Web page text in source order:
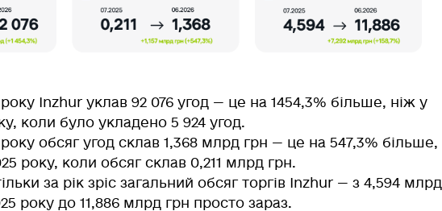
Inzhur уклав 92 076 угод — це на 1454,3% більше , ніж у
коли було укладено 5 924 угод.
обсяг угод склав 1,368 млрд грн — це на 547,3% більше
року, коли обсяг склав 0,211 млрд грн.
за рік зріс загальний обсяг торгів Inzhur — з 4,594 млрд
року до 11,886 млрд грн просто зараз.